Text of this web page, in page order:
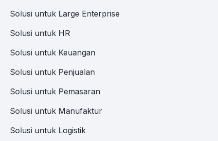
Solusi untuk Large Enterprise
Solusi untuk HR
Solusi untuk Keuangan
Solusi untuk Penjualan
Solusi untuk Pemasaran
Solusi untuk Manufaktur
Solusi untuk Logistik